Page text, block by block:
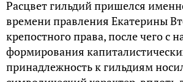
Расцвет гильдий пришелся
времени правления Екатерины
крепостного права, после чего с
формирования
принадлежность к гильдиям